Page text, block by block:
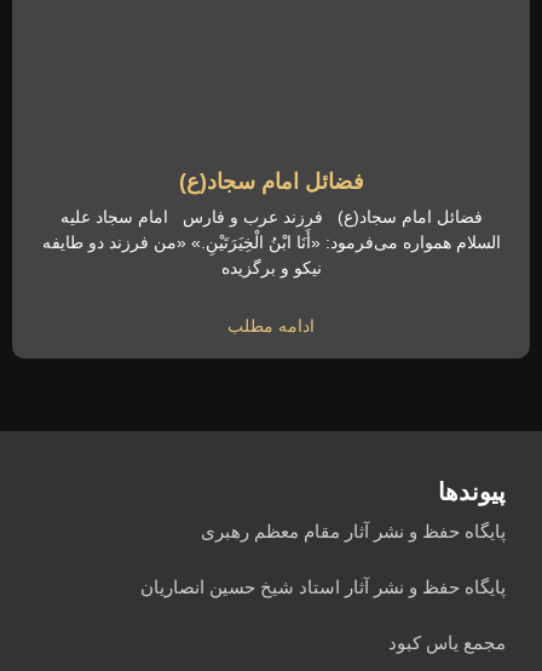
فضائل امام سجاد(ع)
فضائل امام سجاد(ع) فرزند عرب و فارس امام سجاد علیه
السلام همواره می‌فرمود: «أَنَا ابْنُ الْخِیَرَتَیْنِ.» «من فرزند دو طایفه
نیکو و برگزیده
ادامه مطلب
پیوندها
پایگاه حفظ و نشر آثار مقام معظم رهبری
پایگاه حفظ و نشر آثار استاد شیخ حسین انصاریان
مجمع یاس کبود